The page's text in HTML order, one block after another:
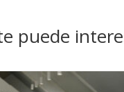
puede